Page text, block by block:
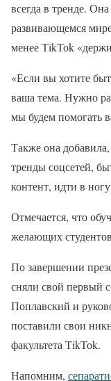
всегда в тренде.
развивающемся
менее ТikТоk
«Если вы хотите
ваша тема. Нужно
мы будем помогать
Также она
тренды соцсетей,
контент, идти в
Отмечается, что
желающих
По завершении
сняли свой первый
Поплавский и
поставили свои
факультета ТikТоk.
Напомним,